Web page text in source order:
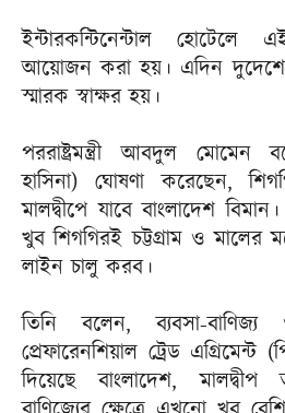
ইন্টারকন্টিনেন্টাল হোটেলে
আয়োজন করা হয়। এদিন
স্মারক স্বাক্ষর হয়।
পররাষ্ট্রমন্ত্রী আবদুল মোমেন
হাসিনা) ঘোষণা করেছেন,
মালদ্বীপে যাবে বাংলাদেশ
খুব শিগগিরই চট্টগ্রাম ও মালের
লাইন চালু করব।
তিনি বলেন, ব্যবসা-
প্রেফারেনশিয়াল ট্রেড এগ্রিমেন্ট
দিয়েছে বাংলাদেশ,